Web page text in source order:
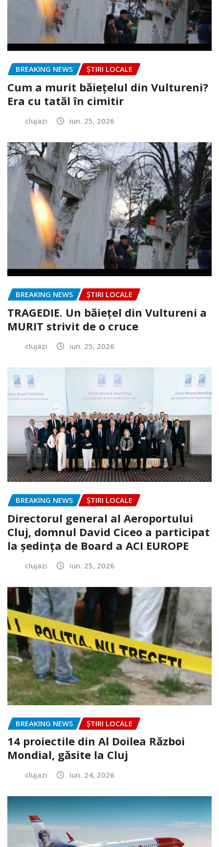
BREAKING NEWS ȘTIRI LOCALE
Cum a murit băiețelul din Vultureni?
Era cu tatăl în cimitir
clujazi iun. 25, 2026
BREAKING NEWS ȘTIRI LOCALE
TRAGEDIE. Un băiețel din Vultureni a
MURIT strivit de o cruce
clujazi iun. 25, 2026
BREAKING NEWS ȘTIRI LOCALE
Directorul general al Aeroportului
Cluj, domnul David Ciceo a participat
la ședința de Board a ACI EUROPE
clujazi iun. 25, 2026
BREAKING NEWS ȘTIRI LOCALE
14 proiectile din Al Doilea Război
Mondial, găsite la Cluj
clujazi iun. 24, 2026